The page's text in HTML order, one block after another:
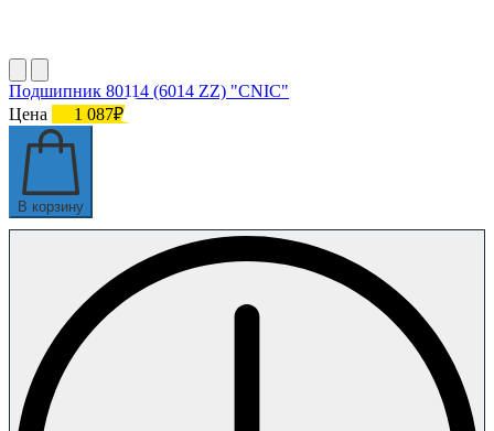
Подшипник 80114 (6014 ZZ) "СNIC"
Цена
1 087₽
В корзину